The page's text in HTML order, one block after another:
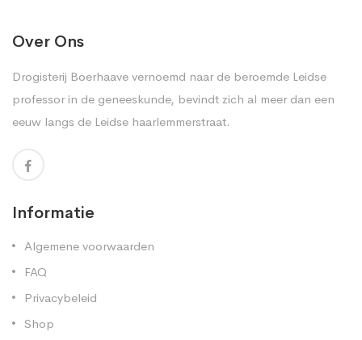
Over Ons
Drogisterij Boerhaave vernoemd naar de beroemde Leidse
professor in de geneeskunde, bevindt zich al meer dan een
eeuw langs de Leidse haarlemmerstraat.
Informatie
Algemene voorwaarden
FAQ
Privacybeleid
Shop